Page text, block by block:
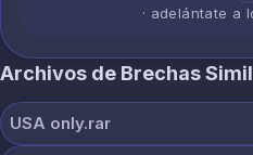
· adelántate a
Archivos de Brechas
USA only.rar